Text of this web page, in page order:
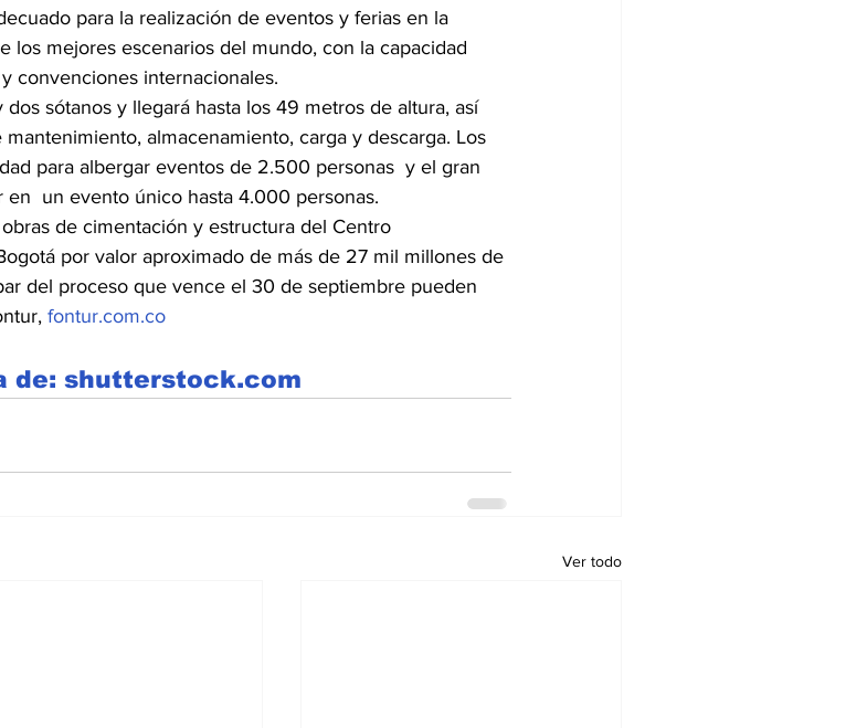
para la realización de eventos y ferias en la
los mejores escenarios del mundo, con la capacidad
convenciones internacionales.
sótanos y llegará hasta los 49 metros de altura, así
almacenamiento, carga y descarga. Los
para albergar eventos de 2.500 personas  y el gran
un evento único hasta 4.000 personas.
de cimentación y estructura del Centro
por valor aproximado de más de 27 mil millones de
del proceso que vence el 30 de septiembre pueden
fontur.com.co
de: shutterstock.com
Ver todo